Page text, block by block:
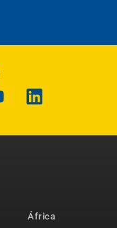
África